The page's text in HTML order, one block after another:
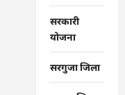
सरकारी
योजना
सरगुजा जिला